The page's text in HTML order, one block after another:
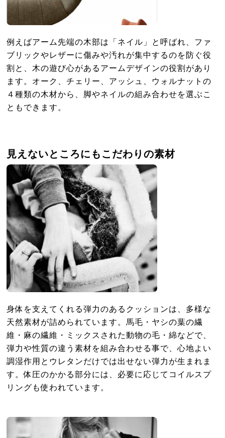
例えばアーム先端の木部は「ネイル」と呼ばれ、ファ
ブリックやレザーに傷みや汚れが集中するのを防ぐ役
割と、木の遊び心があるアームデザインの役割があり
ます。オーク、チェリー、アッシュ、ウォルナットの
４種類の木材から、脚やネイルの組み合わせを選ぶこ
ともできます。
見えないところにもこだわりの素材
身体を支えてくれる弾力のあるクッションは、多様な
天然素材が詰められています。馬毛・ヤシの葉の繊
維・麻の繊維・ミックスされた動物の毛・綿などで、
弾力や性質の違う素材を組み合わせる事で、心地よい
調湿作用とウレタンだけでは出せない弾力が生まれま
す。体圧のかかる部分には、必要に応じてコイルスプ
リングも使われています。